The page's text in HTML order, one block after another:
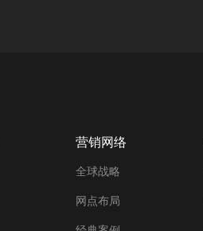
营销网络
全球战略
网点布局